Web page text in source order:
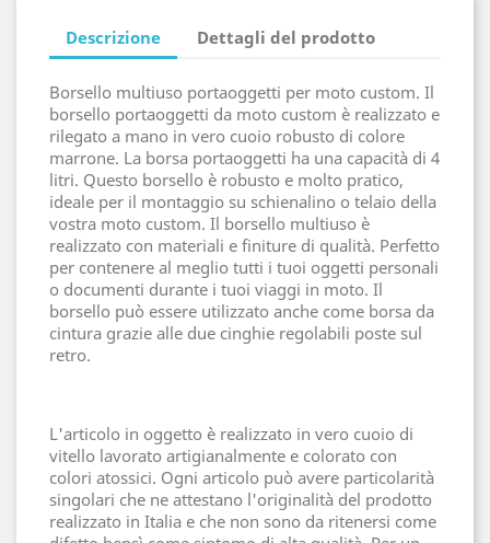
Descrizione Dettagli del prodotto
Borsello multiuso portaoggetti per moto custom. Il
borsello portaoggetti da moto custom è realizzato e
rilegato a mano in vero cuoio robusto di colore
marrone. La borsa portaoggetti ha una capacità di 4
litri. Questo borsello è robusto e molto pratico,
ideale per il montaggio su schienalino o telaio della
vostra moto custom. Il borsello multiuso è
realizzato con materiali e finiture di qualità. Perfetto
per contenere al meglio tutti i tuoi oggetti personali
o documenti durante i tuoi viaggi in moto. Il
borsello può essere utilizzato anche come borsa da
cintura grazie alle due cinghie regolabili poste sul
retro.
L'articolo in oggetto è realizzato in vero cuoio di
vitello lavorato artigianalmente e colorato con
colori atossici. Ogni articolo può avere particolarità
singolari che ne attestano l'originalità del prodotto
realizzato in Italia e che non sono da ritenersi come